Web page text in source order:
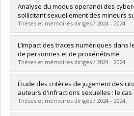
Graduate :Campisi, Francesco Carlo
Cycle :Doctoral
Grade :Ph. D.
Lien vers le document dans Papyrus
Analyse du modus operandi des
sollicitant sexuellement des mineurs
Thèses et mémoires dirigés / 2024 - 2024
Graduate :Caron, Florence
Cycle :Master's
Grade :M. Sc.
Lien vers le document dans Papyrus
L’impact des traces numériques dans
de personnes et de proxénétisme
Thèses et mémoires dirigés / 2024 - 2024
Graduate :Giroux, Gabriel
Cycle :Master's
Grade :M. Sc.
Lien vers le document dans Papyrus
Étude des critères de jugement des
auteurs d'infractions sexuelles : le
Thèses et mémoires dirigés / 2024 - 2024